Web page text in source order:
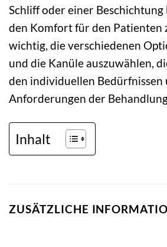
Schliff oder einer Beschichtung
den Komfort für den Patienten
wichtig, die verschiedenen
und die Kanüle auszuwählen,
den individuellen Bedürfnissen
Anforderungen der
Inhalt
ZUSÄTZLICHE